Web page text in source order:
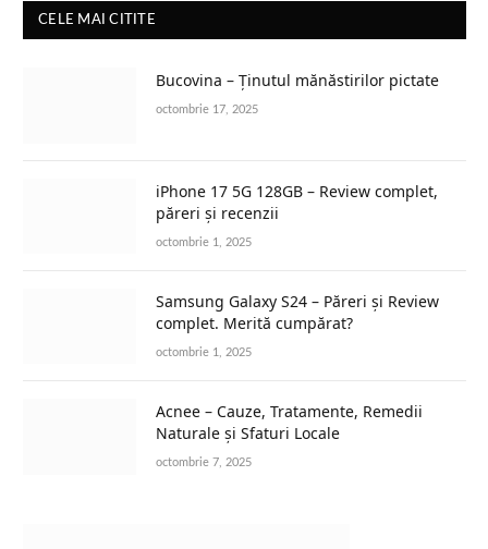
CELE MAI CITITE
Bucovina – Ținutul mănăstirilor pictate
octombrie 17, 2025
iPhone 17 5G 128GB – Review complet,
păreri și recenzii
octombrie 1, 2025
Samsung Galaxy S24 – Păreri și Review
complet. Merită cumpărat?
octombrie 1, 2025
Acnee – Cauze, Tratamente, Remedii
Naturale și Sfaturi Locale
octombrie 7, 2025